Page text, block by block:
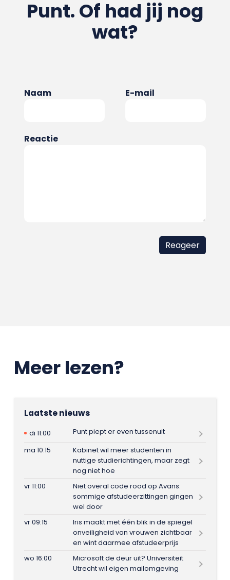
Punt. Of had jij nog
wat?
Naam E-mail
Reactie
Meer lezen?
Laatste nieuws
di 11:00
Punt piept er even tussenuit
ma 10:15
Kabinet wil meer studenten in
nuttige studierichtingen, maar zegt
nog niet hoe
vr 11:00
Niet overal code rood op Avans:
sommige afstudeerzittingen gingen
wel door
vr 09:15
Iris maakt met één blik in de spiegel
onveiligheid van vrouwen zichtbaar
en wint daarmee afstudeerprijs
wo 16:00
Microsoft de deur uit? Universiteit
Utrecht wil eigen mailomgeving